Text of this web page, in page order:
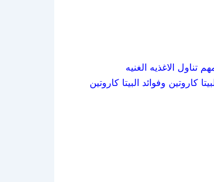
الاغذيه الغنيه
وفوائد البيتا كاروتين